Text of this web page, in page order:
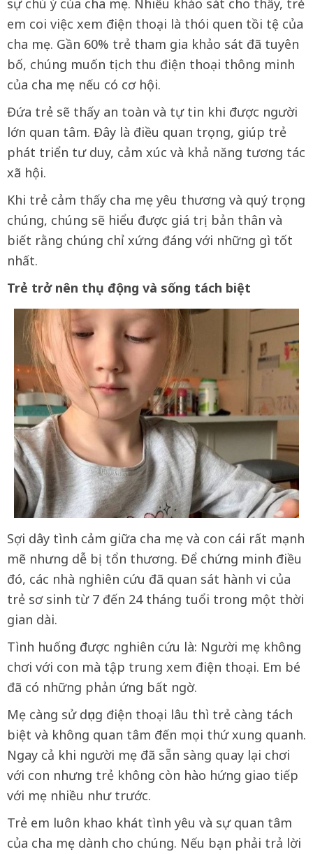
sự chú ý của cha mẹ. Nhiều khảo sát cho thấy, trẻ
em coi việc xem điện thoại là thói quen tồi tệ của
cha mẹ. Gần 60% trẻ tham gia khảo sát đã tuyên
bố, chúng muốn tịch thu điện thoại thông minh
của cha mẹ nếu có cơ hội.
Đứa trẻ sẽ thấy an toàn và tự tin khi được người
lớn quan tâm. Đây là điều quan trọng, giúp trẻ
phát triển tư duy, cảm xúc và khả năng tương tác
xã hội.
Khi trẻ cảm thấy cha mẹ yêu thương và quý trọng
chúng, chúng sẽ hiểu được giá trị bản thân và
biết rằng chúng chỉ xứng đáng với những gì tốt
nhất.
Trẻ trở nên thụ động và sống tách biệt
Sợi dây tình cảm giữa cha mẹ và con cái rất mạnh
mẽ nhưng dễ bị tổn thương. Để chứng minh điều
đó, các nhà nghiên cứu đã quan sát hành vi của
trẻ sơ sinh từ 7 đến 24 tháng tuổi trong một thời
gian dài.
Tình huống được nghiên cứu là: Người mẹ không
chơi với con mà tập trung xem điện thoại. Em bé
đã có những phản ứng bất ngờ.
Mẹ càng sử dụng điện thoại lâu thì trẻ càng tách
biệt và không quan tâm đến mọi thứ xung quanh.
Ngay cả khi người mẹ đã sẵn sàng quay lại chơi
với con nhưng trẻ không còn hào hứng giao tiếp
với mẹ nhiều như trước.
Trẻ em luôn khao khát tình yêu và sự quan tâm
của cha mẹ dành cho chúng. Nếu bạn phải trả lời